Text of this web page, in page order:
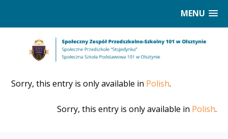
MENU
Sorry, this entry is only available in Polish.
Sorry, this entry is only available in Polish.